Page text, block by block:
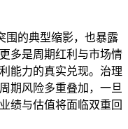
围的典型缩影，也暴露
多是周期红利与市场情
能力的真实兑现。治理
期风险多重叠加，一旦
绩与估值将面临双重回